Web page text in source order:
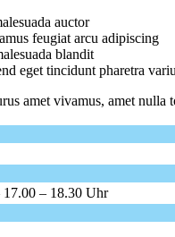
auctor
feugiat arcu adipiscing
blandit
eget tincidunt pharetra
amet vivamus, amet
– 18.30 Uhr